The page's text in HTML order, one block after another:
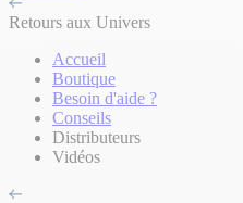
Retours aux Univers
Accueil
Boutique
Besoin d'aide ?
Conseils
Distributeurs
Vidéos